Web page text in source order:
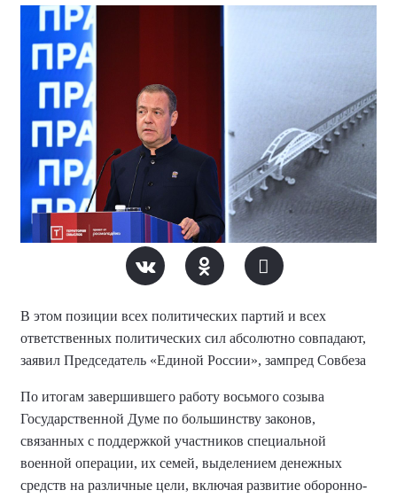
В этом позиции всех политических партий и всех
ответственных политических сил абсолютно совпадают,
заявил Председатель «Единой России», зампред Совбеза
По итогам завершившего работу восьмого созыва
Государственной Думе по большинству законов,
связанных с поддержкой участников специальной
военной операции, их семей, выделением денежных
средств на различные цели, включая развитие оборонно-